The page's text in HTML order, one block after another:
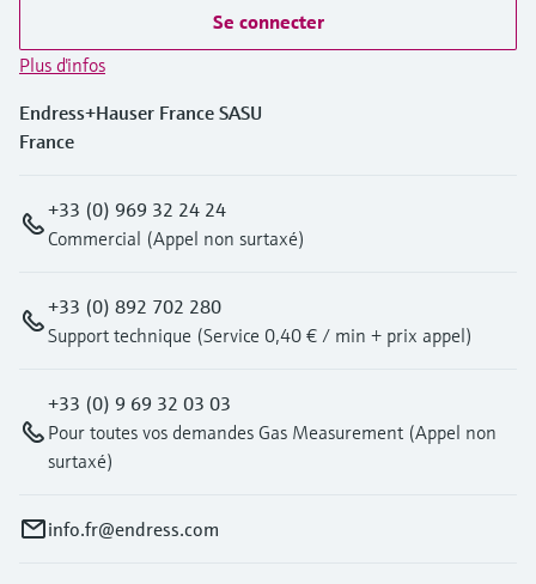
Se connecter
Plus d'infos
Endress+Hauser France SASU
France
+33 (0) 969 32 24 24
Commercial (Appel non surtaxé)
+33 (0) 892 702 280
Support technique (Service 0,40 € / min + prix appel)
+33 (0) 9 69 32 03 03
Pour toutes vos demandes Gas Measurement (Appel non
surtaxé)
info.fr@endress.com